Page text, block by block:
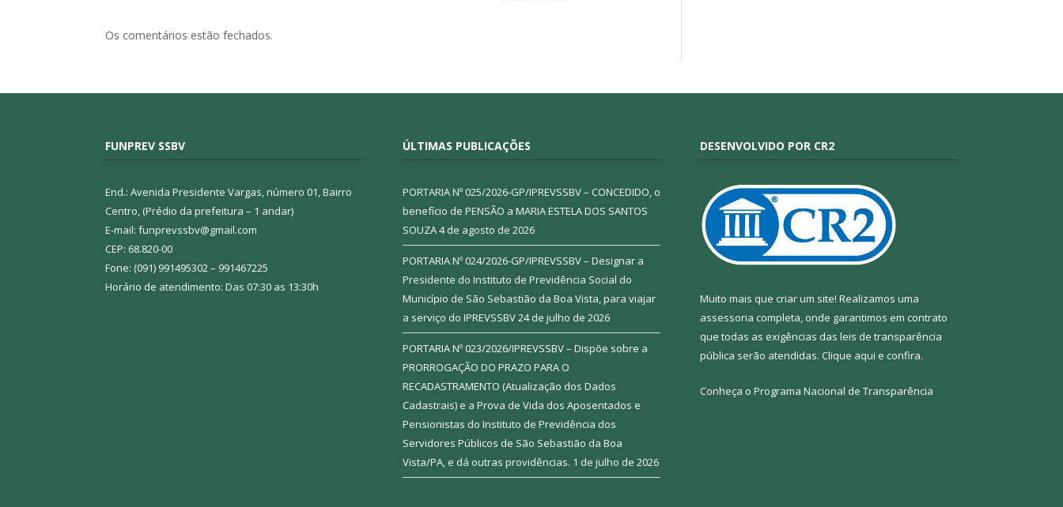
Os comentários estão fechados.
FUNPREV SSBV
End.: Avenida Presidente Vargas, número 01, Bairro
Centro, (Prédio da prefeitura – 1 andar)
E-mail: funprevssbv@gmail.com
CEP: 68.820-00
Fone: (091) 991495302 – 991467225
Horário de atendimento: Das 07:30 as 13:30h
ÚLTIMAS PUBLICAÇÕES
PORTARIA Nº 025/2026-GP/IPREVSSBV – CONCEDIDO, o
benefício de PENSÃO a MARIA ESTELA DOS SANTOS
SOUZA4 de agosto de 2026
PORTARIA Nº 024/2026-GP/IPREVSSBV – Designar a
Presidente do Instituto de Previdência Social do
Município de São Sebastião da Boa Vista, para viajar
a serviço do IPREVSSBV24 de julho de 2026
PORTARIA Nº 023/2026/IPREVSSBV – Dispõe sobre a
PRORROGAÇÃO DO PRAZO PARA O
RECADASTRAMENTO (Atualização dos Dados
Cadastrais) e a Prova de Vida dos Aposentados e
Pensionistas do Instituto de Previdência dos
Servidores Públicos de São Sebastião da Boa
Vista/PA, e dá outras providências. 1 de julho de 2026
DESENVOLVIDO POR CR2
Muito mais que criar um site! Realizamos uma
assessoria completa, onde garantimos em contrato
que todas as exigências das leis de transparência
pública serão atendidas. Clique aqui e confira.
Conheça o Programa Nacional de Transparência